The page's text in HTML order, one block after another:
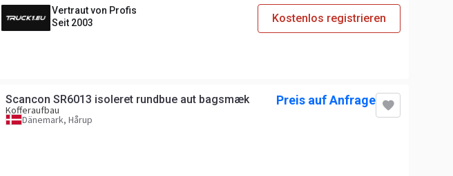
Vertraut von Profis
Seit 2003
Kostenlos registrieren
Scancon SR6013 isoleret rundbue aut bagsmæk
Kofferaufbau
Dänemark, Hårup
Preis auf Anfrage